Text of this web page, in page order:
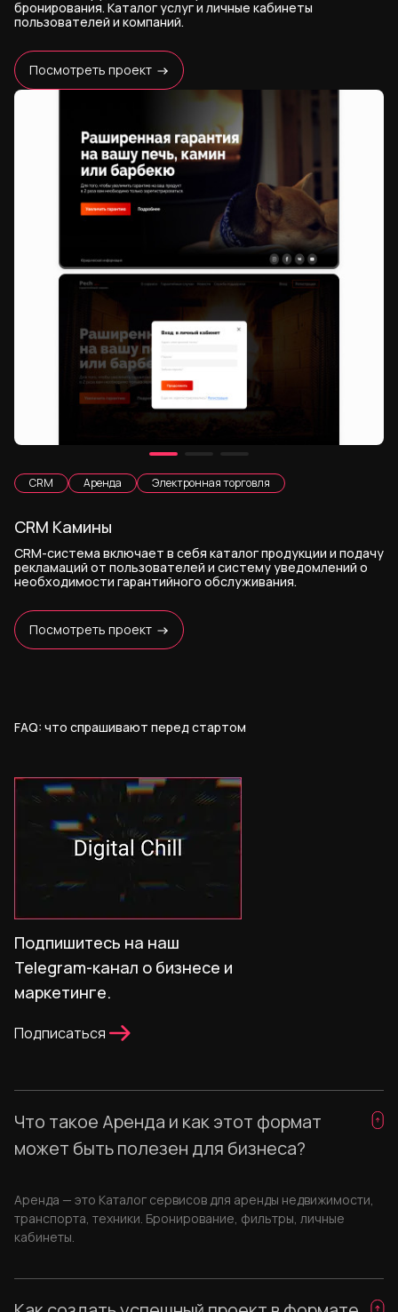
бронирования. Каталог услуг и личные кабинеты
пользователей и компаний.
Посмотреть проект
CRM Аренда Электронная торговля
CRM Камины
CRM-система включает в себя каталог продукции и подачу
рекламаций от пользователей и систему уведомлений о
необходимости гарантийного обслуживания.
Посмотреть проект
FAQ: что спрашивают перед стартом
Подпишитесь на наш
Telegram-канал о бизнесе и
маркетинге.
Подписаться
Что такое Аренда и как этот формат
может быть полезен для бизнеса?
Аренда — это Каталог сервисов для аренды недвижимости,
транспорта, техники. Бронирование, фильтры, личные
кабинеты.